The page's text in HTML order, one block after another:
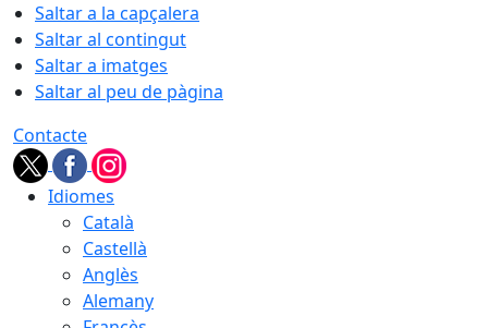
Saltar a la capçalera
Saltar al contingut
Saltar a imatges
Saltar al peu de pàgina
Contacte
Idiomes
Català
Castellà
Anglès
Alemany